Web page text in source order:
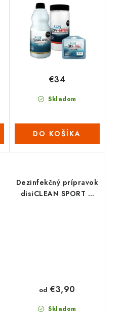
Skladom
€34
DO KOŠÍKA
Dezinfekčný prípravok
disiCLEAN SPORT &
Skladom
od €3,90